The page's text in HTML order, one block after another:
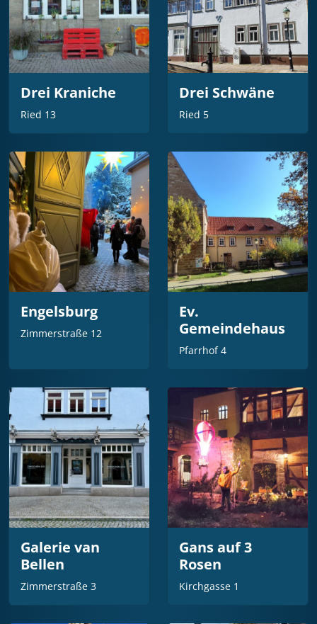
Drei Kraniche
Ried 13
Drei Schwäne
Ried 5
Engelsburg
Zimmerstraße 12
Ev.
Gemeindehaus
Pfarrhof 4
Galerie van
Bellen
Zimmerstraße 3
Gans auf 3
Rosen
Kirchgasse 1